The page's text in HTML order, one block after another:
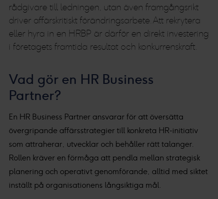
rådgivare till ledningen, utan även framgångsrikt
driver affärskritiskt förändringsarbete. Att rekrytera
eller hyra in en HRBP är därför en direkt investering
i företagets framtida resultat och konkurrenskraft.
Vad gör en HR Business
Partner?
En HR Business Partner ansvarar för att översätta
övergripande affärsstrategier till konkreta HR-initiativ
som attraherar, utvecklar och behåller rätt talanger.
Rollen kräver en förmåga att pendla mellan strategisk
planering och operativt genomförande, alltid med siktet
inställt på organisationens långsiktiga mål.